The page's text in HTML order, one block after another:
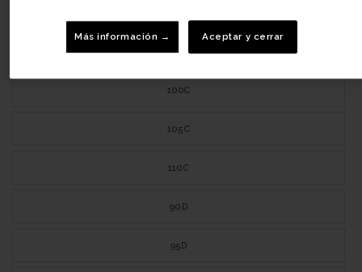
95C
100C
105C
110C
90D
95D
Más información → Aceptar y cerrar